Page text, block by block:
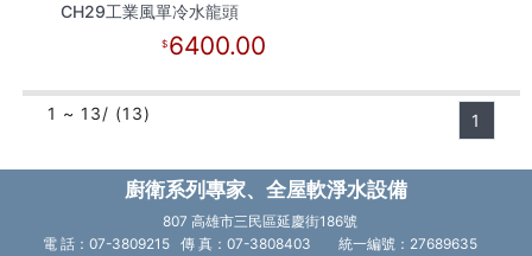
CH29工業風單冷水龍頭
6400.00
1 ~ 13/ (13) 1
廚衛系列專家、全屋軟淨水設備
807 高雄市三民區延慶街186號
電 話：07-3809215 傳 真：07-3808403
統一編號：27689635